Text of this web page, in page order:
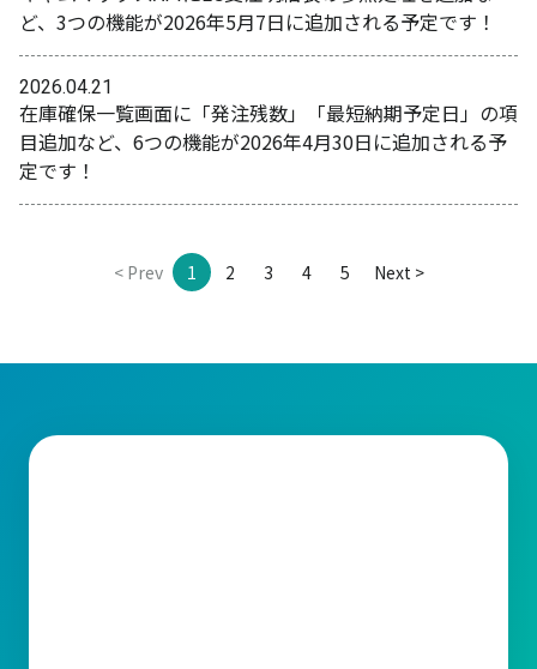
ど、3つの機能が2026年5月7日に追加される予定です！
2026.04.21
在庫確保一覧画面に「発注残数」「最短納期予定日」の項
目追加など、6つの機能が2026年4月30日に追加される予
定です！
< Prev 1 2 3 4 5 Next >